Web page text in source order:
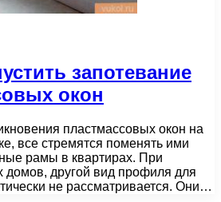
запотевание
окон
пластмассовых окон на
все стремятся поменять ими
рамы в квартирах. При
домов, другой вид профиля для
не рассматривается. Они…